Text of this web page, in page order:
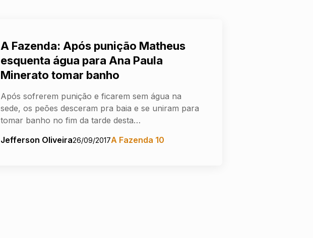
A Fazenda: Após punição Matheus
esquenta água para Ana Paula
Minerato tomar banho
Após sofrerem punição e ficarem sem água na
sede, os peões desceram pra baia e se uniram para
tomar banho no fim da tarde desta…
Jefferson Oliveira26/09/2017A Fazenda 10